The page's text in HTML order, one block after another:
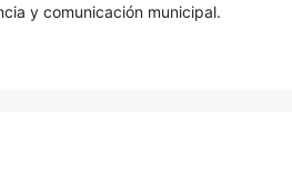
y comunicación municipal.